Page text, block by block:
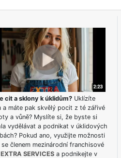
cit a sklony k úklidům?Uklízíte
a máte pak skvělý pocit z té zářivé
a vůně? Myslíte si, že byste si
vydělávat a podnikat v úklidových
Pokud ano, využijte možnosti
členem mezinárodní franchisové
EXTRA SERVICESa podnikejte v